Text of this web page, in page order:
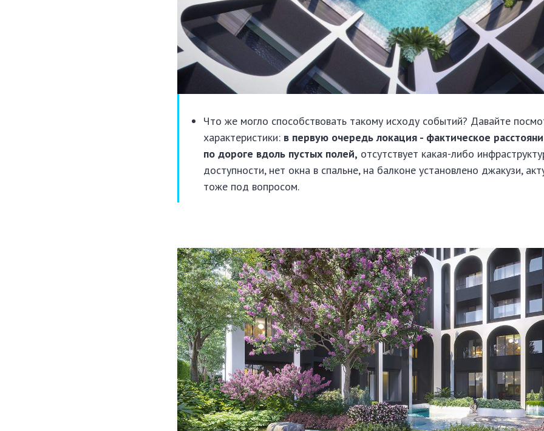
Что же могло способствовать такому исходу событий? Давайте
характеристики: в первую очередь локация - фактическое
по дороге вдоль пустых полей, отсутствует какая-либо
доступности, нет окна в спальне, на балконе установлено джакузи,
тоже под вопросом.